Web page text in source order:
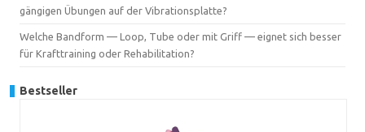
gängigen Übungen auf der Vibrationsplatte?
Welche Bandform — Loop, Tube oder mit Griff — eignet sich besser
für Krafttraining oder Rehabilitation?
Bestseller